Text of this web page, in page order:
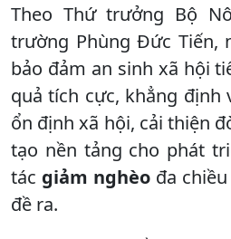
Theo Thứ trưởng Bộ
trường Phùng Đức Tiến,
bảo đảm an sinh xã hội
quả tích cực, khẳng
ổn định xã hội, cải thiện
tạo nền tảng cho phát
tác giảm nghèođa chiều
đề ra.